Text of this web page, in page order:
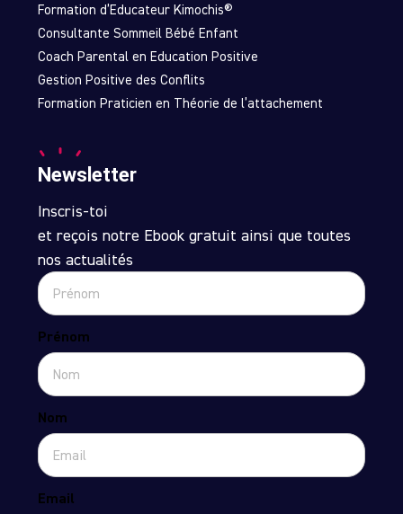
Formation d’Educateur Kimochis®
Consultante Sommeil Bébé Enfant
Coach Parental en Education Positive
Gestion Positive des Conflits
Formation Praticien en Théorie de l’attachement
Newsletter
Inscris-toi
et reçois notre Ebook gratuit ainsi que toutes
nos actualités
Prénom
Nom
Email